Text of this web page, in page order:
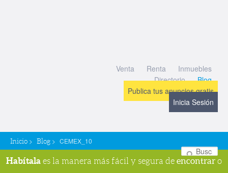
Venta Renta
Inmuebles
Directorio
Blog
Publica tus anuncios gratis
Inicia Sesión
Inicio > Blog > CEMEX_10
Habítala es la manera más fácil y segura de encontrar o